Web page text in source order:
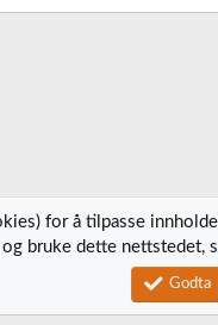
Community platform by
for å tilpasse
bruke dette nettstedet,
Godta